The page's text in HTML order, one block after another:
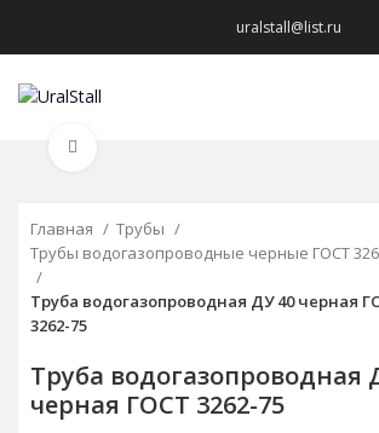
uralstall@list.ru
Главная
Трубы
Трубы водогазопроводные черные ГОСТ
Труба водогазопроводная ДУ 40 черная
3262-75
Труба водогазопроводная
черная ГОСТ 3262-75